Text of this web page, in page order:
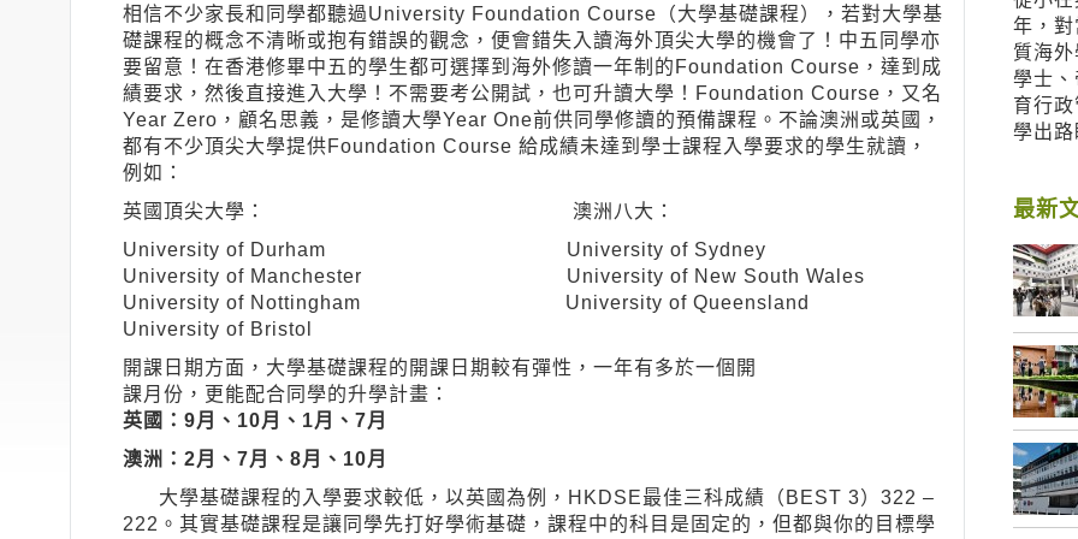
相信不少家長和同學都聽過University Foundation Course（大學基礎課程），若對大學基
礎課程的概念不清晰或抱有錯誤的觀念，便會錯失入讀海外頂尖大學的機會了！中五同學亦
要留意！在香港修畢中五的學生都可選擇到海外修讀一年制的Foundation Course，達到成
績要求，然後直接進入大學！不需要考公開試，也可升讀大學！Foundation Course，又名
Year Zero，顧名思義，是修讀大學Year One前供同學修讀的預備課程。不論澳洲或英國，
都有不少頂尖大學提供Foundation Course 給成績未達到學士課程入學要求的學生就讀，
例如：
英國頂尖大學： 澳洲八大：
University of Durham University of Sydney
University of Manchester University of New South Wales
University of Nottingham University of Queensland
University of Bristol
開課日期方面，大學基礎課程的開課日期較有彈性，一年有多於一個開
課月份，更能配合同學的升學計畫：
英國：9月、10月、1月、7月
澳洲：2月、7月、8月、10月
大學基礎課程的入學要求較低，以英國為例，HKDSE最佳三科成績（BEST 3）322 –
222。其實基礎課程是讓同學先打好學術基礎，課程中的科目是固定的，但都與你的目標學
年，
質海
學士
育行
學出
最新